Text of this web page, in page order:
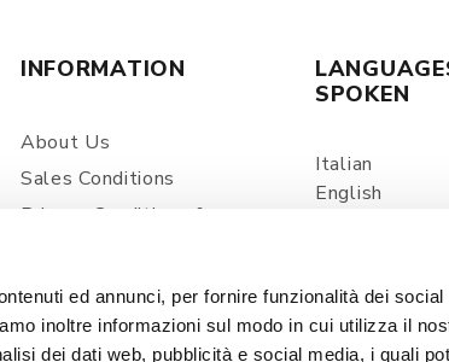
ed annunci, per fornire funzionalità dei social
inoltre informazioni sul modo in cui utilizza il
dei dati web, pubblicità e social media, i quali
INFORMATION
About Us
Sales Conditions
Privacy Conditions &
Shipping And Delivery
Prices And Payments
SPOKEN
Italian
English